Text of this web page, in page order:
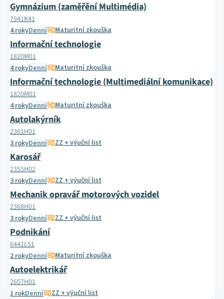
Gymnázium (zaměřění Multimédia)
7941K41
4 rokyDenní Maturitní zkouška
Informační technologie
1820M01
4 rokyDenní Maturitní zkouška
Informační technologie (Multimediální komunikace)
1820M01
4 rokyDenní Maturitní zkouška
Autolakýrník
2361H01
3 rokyDenní ZZ + výuční list
Karosář
2355H02
3 rokyDenní ZZ + výuční list
Mechanik opravář motorových vozidel
2368H01
3 rokyDenní ZZ + výuční list
Podnikání
6441L51
2 rokyDenní Maturitní zkouška
Autoelektrikář
2657H01
1 rokDenní ZZ + výuční list